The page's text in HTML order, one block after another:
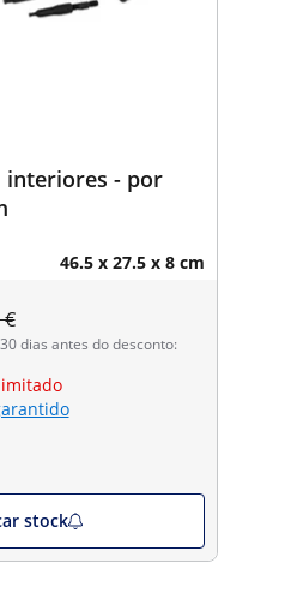
interiores - por
46.5 x 27.5 x 8 cm
€
dias antes do desconto:
stock